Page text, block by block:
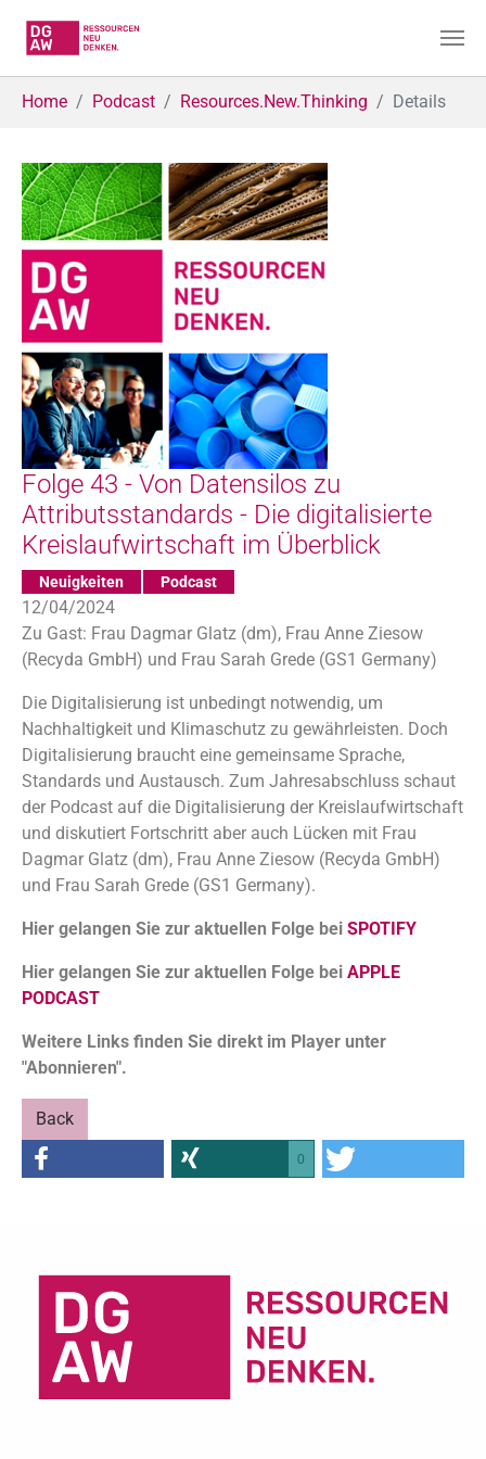
Home Podcast Resources.New.Thinking Details
Folge 43 - Von Datensilos zu
Attributsstandards - Die digitalisierte
Kreislaufwirtschaft im Überblick
Neuigkeiten Podcast
12/04/2024
Zu Gast: Frau Dagmar Glatz (dm), Frau Anne Ziesow
(Recyda GmbH) und Frau Sarah Grede (GS1 Germany)
Die Digitalisierung ist unbedingt notwendig, um
Nachhaltigkeit und Klimaschutz zu gewährleisten. Doch
Digitalisierung braucht eine gemeinsame Sprache,
Standards und Austausch. Zum Jahresabschluss schaut
der Podcast auf die Digitalisierung der Kreislaufwirtschaft
und diskutiert Fortschritt aber auch Lücken mit Frau
Dagmar Glatz (dm), Frau Anne Ziesow (Recyda GmbH)
und Frau Sarah Grede (GS1 Germany).
Hier gelangen Sie zur aktuellen Folge bei SPOTIFY
Hier gelangen Sie zur aktuellen Folge bei APPLE
PODCAST
Weitere Links finden Sie direkt im Player unter
"Abonnieren".
Back
0